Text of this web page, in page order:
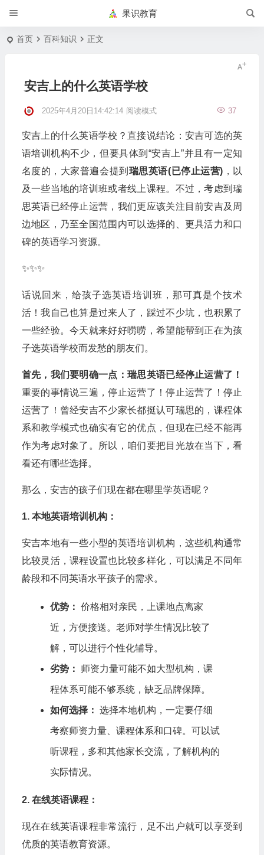
果识教育
首页 百科知识 正文
安吉上的什么英语学校
2025年4月20日14:42:14 37
阅读模式
安吉上的什么英语学校？直接说结论：安吉可选的英
语培训机构不少，但要具体到“安吉上”并且有一定知
名度的，大家普遍会提到 瑞思英语(已停止运营) ，以
及一些当地的培训班或者线上课程。不过，考虑到瑞
思英语已经停止运营，我们更应该关注目前安吉及周
边地区，乃至全国范围内可以选择的、更具活力和口
碑的英语学习资源。
✨✨✨
话说回来，给孩子选英语培训班，那可真是个技术
活！我自己也算是过来人了，踩过不少坑，也积累了
一些经验。今天就来好好唠唠，希望能帮到正在为孩
子选英语学校而发愁的朋友们。
首先，我们要明确一点：瑞思英语已经停止运营了！
重要的事情说三遍，停止运营了！停止运营了！停止
运营了！曾经安吉不少家长都挺认可瑞思的，课程体
系和教学模式也确实有它的优点，但现在已经不能再
作为考虑对象了。所以，咱们要把目光放在当下，看
看还有哪些选择。
那么，安吉的孩子们现在都在哪里学英语呢？
1. 本地英语培训机构：
安吉本地有一些小型的英语培训机构，这些机构通常
比较灵活，课程设置也比较多样化，可以满足不同年
龄段和不同英语水平孩子的需求。
优势： 价格相对亲民，上课地点离家
近，方便接送。老师对学生情况比较了
解，可以进行个性化辅导。
劣势： 师资力量可能不如大型机构，课
程体系可能不够系统，缺乏品牌保障。
如何选择： 选择本地机构，一定要仔细
考察师资力量、课程体系和口碑。可以试
听课程，多和其他家长交流，了解机构的
实际情况。
2. 在线英语课程：
现在在线英语课程非常流行，足不出户就可以享受到
优质的英语教育资源。